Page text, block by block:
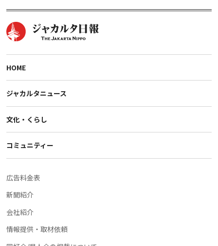
HOME
ジャカルタニュース
文化・くらし
コミュニティー
広告料金表
新聞紹介
会社紹介
情報提供・取材依頼